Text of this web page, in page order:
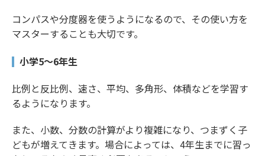
コンパスや分度器を使うようになるので、その使い方を
マスターすることも大切です。
小学5～6年生
比例と反比例、速さ、平均、多角形、体積などを学習す
るようになります。
また、小数、分数の計算がより複雑になり、つまずく子
どもが増えてきます。場合によっては、4年生までに習っ